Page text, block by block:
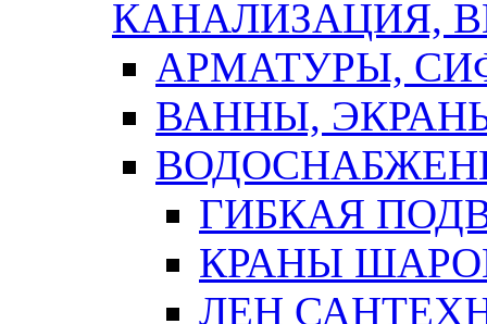
КАНАЛИЗАЦИЯ,
АРМАТУРЫ,
ВАННЫ,
ГИБКАЯ
КРАНЫ
ЛЕН